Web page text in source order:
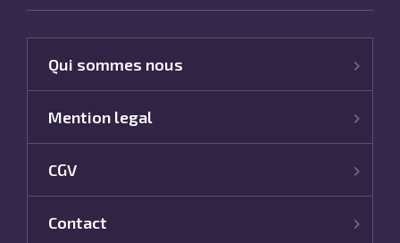
Qui sommes nous
Mention legal
CGV
Contact